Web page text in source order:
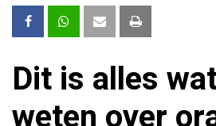
Dit is alles